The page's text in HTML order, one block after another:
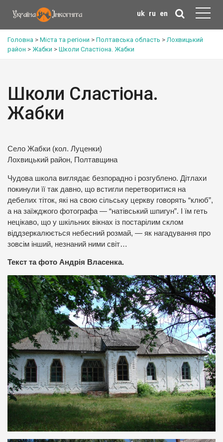
uk ru en
Головна > Міста та регіони > Полтавська область >Лохвицький
район > Жабки > Школи Сластіона. Жабки
Школи Сластіона.
Жабки
Село Жабки (кол. Луценки)
Лохвицький район, Полтавщина
Чудова школа виглядає безпорадно і розгублено. Дітлахи
покинули її так давно, що встигли перетворитися на
дебелих тіток, які на свою сільську церкву говорять “клюб”,
а на заїжджого фотографа — “натівський шпигун”. І їм геть
нецікаво, що у шкільних вікнах із постарілим склом
віддзеркалюється небесний розмай, — як нагадування про
зовсім інший, незнаний ними світ…
Текст та фото Андрія Власенка.